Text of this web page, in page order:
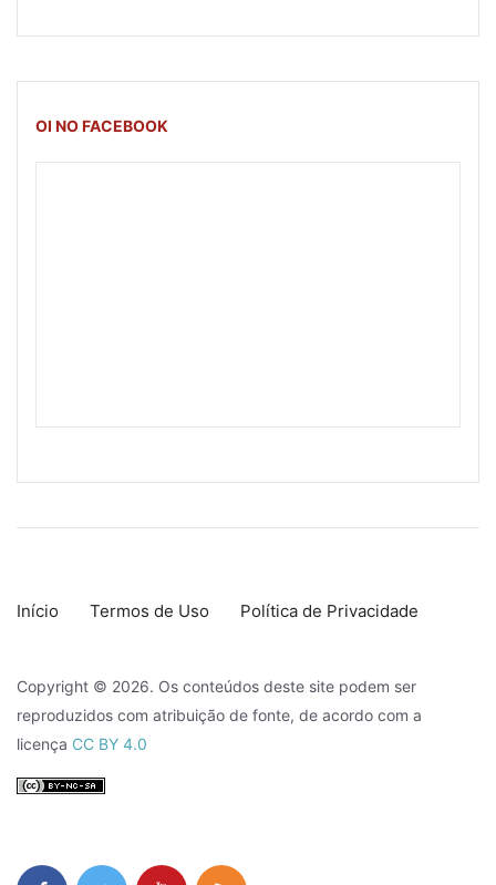
OI NO FACEBOOK
Início Termos de Uso Política de Privacidade
Copyright © 2026. Os conteúdos deste site podem ser
reproduzidos com atribuição de fonte, de acordo com a
licença CC BY 4.0